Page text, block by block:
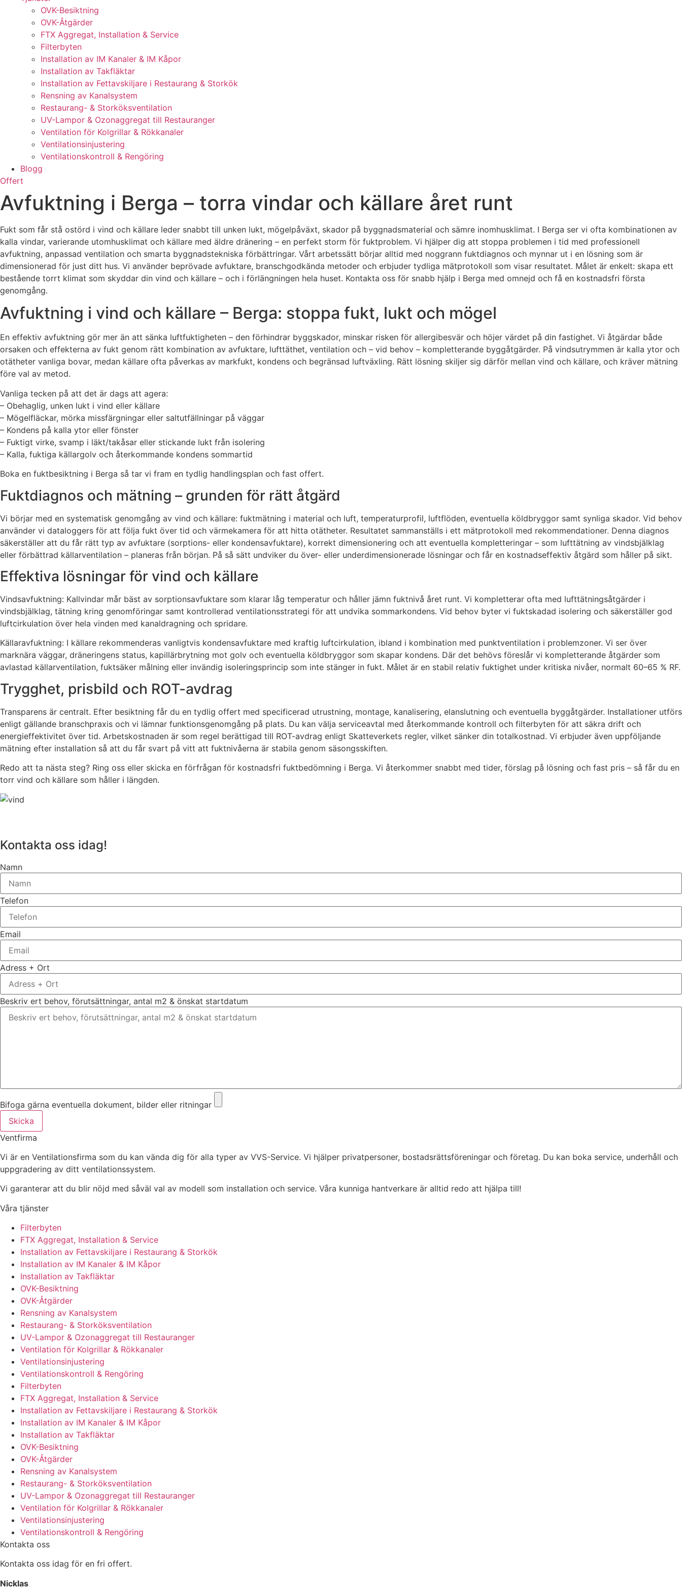
OVK-Besiktning
OVK-Åtgärder
FTX Aggregat, Installation & Service
Filterbyten
Installation av IM Kanaler & IM Kåpor
Installation av Takfläktar
Installation av Fettavskiljare i Restaurang & Storkök
Rensning av Kanalsystem
Restaurang- & Storköksventilation
UV-Lampor & Ozonaggregat till Restauranger
Ventilation för Kolgrillar & Rökkanaler
Ventilationsinjustering
Ventilationskontroll & Rengöring
Blogg
Offert
Avfuktning i Berga – torra vindar och källare året runt
Fukt som får stå ostörd i vind och källare leder snabbt till unken lukt, mögelpåväxt, skador på byggnadsmaterial och sämre inomhusklimat. I Berga ser vi ofta kombinationen av
kalla vindar, varierande utomhusklimat och källare med äldre dränering – en perfekt storm för fuktproblem. Vi hjälper dig att stoppa problemen i tid med professionell
avfuktning, anpassad ventilation och smarta byggnadstekniska förbättringar. Vårt arbetssätt börjar alltid med noggrann fuktdiagnos och mynnar ut i en lösning som är
dimensionerad för just ditt hus. Vi använder beprövade avfuktare, branschgodkända metoder och erbjuder tydliga mätprotokoll som visar resultatet. Målet är enkelt: skapa ett
bestående torrt klimat som skyddar din vind och källare – och i förlängningen hela huset. Kontakta oss för snabb hjälp i Berga med omnejd och få en kostnadsfri första
genomgång.
Avfuktning i vind och källare – Berga: stoppa fukt, lukt och mögel
En effektiv avfuktning gör mer än att sänka luftfuktigheten – den förhindrar byggskador, minskar risken för allergibesvär och höjer värdet på din fastighet. Vi åtgärdar både
orsaken och effekterna av fukt genom rätt kombination av avfuktare, lufttäthet, ventilation och – vid behov – kompletterande byggåtgärder. På vindsutrymmen är kalla ytor och
otätheter vanliga bovar, medan källare ofta påverkas av markfukt, kondens och begränsad luftväxling. Rätt lösning skiljer sig därför mellan vind och källare, och kräver mätning
före val av metod.
Vanliga tecken på att det är dags att agera:
– Obehaglig, unken lukt i vind eller källare
– Mögelfläckar, mörka missfärgningar eller saltutfällningar på väggar
– Kondens på kalla ytor eller fönster
– Fuktigt virke, svamp i läkt/takåsar eller stickande lukt från isolering
– Kalla, fuktiga källargolv och återkommande kondens sommartid
Boka en fuktbesiktning i Berga så tar vi fram en tydlig handlingsplan och fast offert.
Fuktdiagnos och mätning – grunden för rätt åtgärd
Vi börjar med en systematisk genomgång av vind och källare: fuktmätning i material och luft, temperaturprofil, luftflöden, eventuella köldbryggor samt synliga skador. Vid behov
använder vi dataloggers för att följa fukt över tid och värmekamera för att hitta otätheter. Resultatet sammanställs i ett mätprotokoll med rekommendationer. Denna diagnos
säkerställer att du får rätt typ av avfuktare (sorptions- eller kondensavfuktare), korrekt dimensionering och att eventuella kompletteringar – som lufttätning av vindsbjälklag
eller förbättrad källarventilation – planeras från början. På så sätt undviker du över- eller underdimensionerade lösningar och får en kostnadseffektiv åtgärd som håller på sikt.
Effektiva lösningar för vind och källare
Vindsavfuktning: Kallvindar mår bäst av sorptionsavfuktare som klarar låg temperatur och håller jämn fuktnivå året runt. Vi kompletterar ofta med lufttätningsåtgärder i
vindsbjälklag, tätning kring genomföringar samt kontrollerad ventilationsstrategi för att undvika sommarkondens. Vid behov byter vi fuktskadad isolering och säkerställer god
luftcirkulation över hela vinden med kanaldragning och spridare.
Källaravfuktning: I källare rekommenderas vanligtvis kondensavfuktare med kraftig luftcirkulation, ibland i kombination med punktventilation i problemzoner. Vi ser över
marknära väggar, dräneringens status, kapillärbrytning mot golv och eventuella köldbryggor som skapar kondens. Där det behövs föreslår vi kompletterande åtgärder som
avlastad källarventilation, fuktsäker målning eller invändig isoleringsprincip som inte stänger in fukt. Målet är en stabil relativ fuktighet under kritiska nivåer, normalt 60–65 % RF.
Trygghet, prisbild och ROT-avdrag
Transparens är centralt. Efter besiktning får du en tydlig offert med specificerad utrustning, montage, kanalisering, elanslutning och eventuella byggåtgärder. Installationer utförs
enligt gällande branschpraxis och vi lämnar funktionsgenomgång på plats. Du kan välja serviceavtal med återkommande kontroll och filterbyten för att säkra drift och
energieffektivitet över tid. Arbetskostnaden är som regel berättigad till ROT-avdrag enligt Skatteverkets regler, vilket sänker din totalkostnad. Vi erbjuder även uppföljande
mätning efter installation så att du får svart på vitt att fuktnivåerna är stabila genom säsongsskiften.
Redo att ta nästa steg? Ring oss eller skicka en förfrågan för kostnadsfri fuktbedömning i Berga. Vi återkommer snabbt med tider, förslag på lösning och fast pris – så får du en
torr vind och källare som håller i längden.
Kontakta oss idag!
Namn
Telefon
Email
Adress + Ort
Beskriv ert behov, förutsättningar, antal m2 & önskat startdatum
Bifoga gärna eventuella dokument, bilder eller ritningar
Skicka
Ventfirma
Vi är en Ventilationsfirma som du kan vända dig för alla typer av VVS-Service. Vi hjälper privatpersoner, bostadsrättsföreningar och företag. Du kan boka service, underhåll och
uppgradering av ditt ventilationssystem.
Vi garanterar att du blir nöjd med såväl val av modell som installation och service. Våra kunniga hantverkare är alltid redo att hjälpa till!
Våra tjänster
Filterbyten
FTX Aggregat, Installation & Service
Installation av Fettavskiljare i Restaurang & Storkök
Installation av IM Kanaler & IM Kåpor
Installation av Takfläktar
OVK-Besiktning
OVK-Åtgärder
Rensning av Kanalsystem
Restaurang- & Storköksventilation
UV-Lampor & Ozonaggregat till Restauranger
Ventilation för Kolgrillar & Rökkanaler
Ventilationsinjustering
Ventilationskontroll & Rengöring
Filterbyten
FTX Aggregat, Installation & Service
Installation av Fettavskiljare i Restaurang & Storkök
Installation av IM Kanaler & IM Kåpor
Installation av Takfläktar
OVK-Besiktning
OVK-Åtgärder
Rensning av Kanalsystem
Restaurang- & Storköksventilation
UV-Lampor & Ozonaggregat till Restauranger
Ventilation för Kolgrillar & Rökkanaler
Ventilationsinjustering
Ventilationskontroll & Rengöring
Kontakta oss
Kontakta oss idag för en fri offert.
Nicklas